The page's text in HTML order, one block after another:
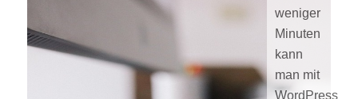
weniger
Minuten
kann
man mit
WordPress